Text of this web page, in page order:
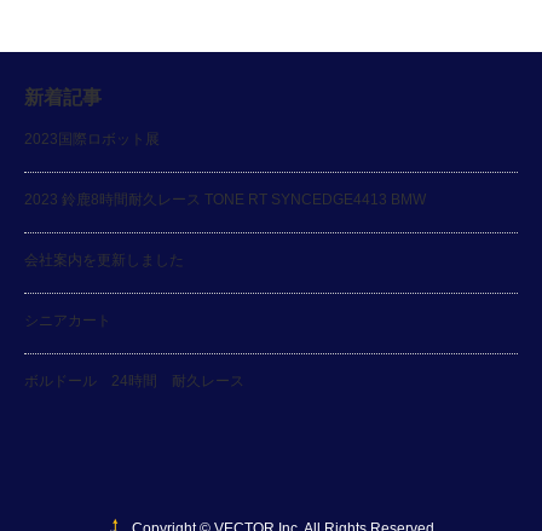
新着記事
2023国際ロボット展
2023 鈴鹿8時間耐久レース TONE RT SYNCEDGE4413 BMW
会社案内を更新しました
シニアカート
ボルドール 24時間 耐久レース